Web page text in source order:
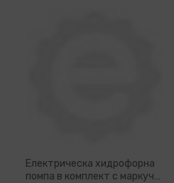
Електрическа хидрофорна
помпа в комплект с маркуч